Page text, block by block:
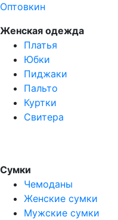
Женская одежда
Платья
Юбки
Пиджаки
Пальто
Куртки
Свитера
Сумки
Чемоданы
Женские сумки
Мужские сумки